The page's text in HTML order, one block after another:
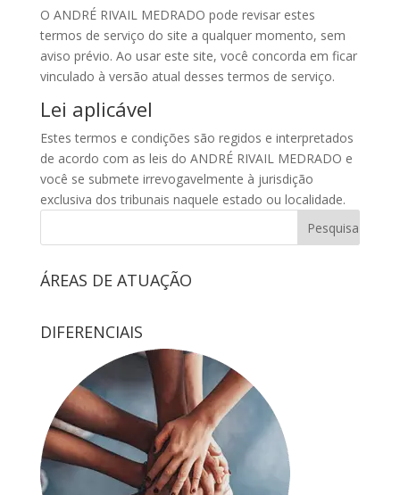
O ANDRÉ RIVAIL MEDRADO pode revisar estes
termos de serviço do site a qualquer momento, sem
aviso prévio. Ao usar este site, você concorda em ficar
vinculado à versão atual desses termos de serviço.
Lei aplicável
Estes termos e condições são regidos e interpretados
de acordo com as leis do ANDRÉ RIVAIL MEDRADO e
você se submete irrevogavelmente à jurisdição
exclusiva dos tribunais naquele estado ou localidade.
ÁREAS DE ATUAÇÃO
DIFERENCIAIS